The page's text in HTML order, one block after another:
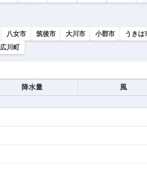
八女市 筑後市 大川市 小郡市 うきは
広川町
降水量 風